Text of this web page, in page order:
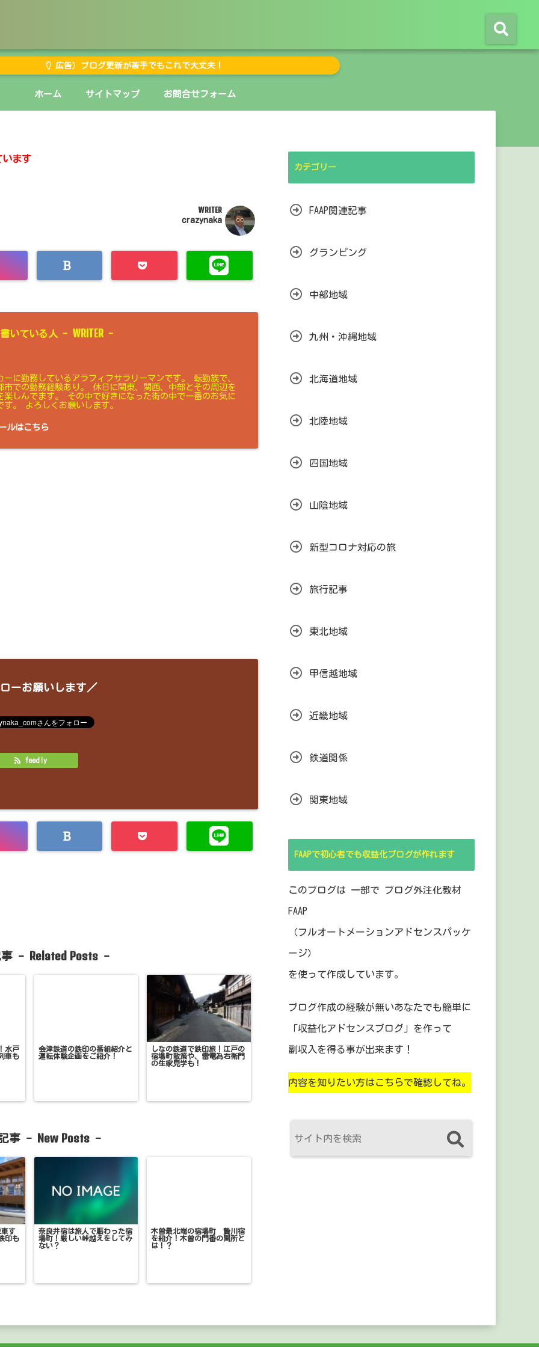
広告）ブログ更新が苦手でもこれで大丈夫！
ホーム サイトマップ お問合せフォーム
ます
WRITER
crazynaka
いている人 - WRITER -
に勤務しているアラフィフサラリーマンです。 転勤族で、
市での勤務経験あり。 休日に関東、関西、中部とその周辺を
楽しんでます。 その中で好きになった街の中で一番のお気に
す。 よろしくお願いします。
ルはこちら
ーお願いします／
feedly
- Related Posts-
水戸
車も
会津鉄道の鉄印の番組紹介と
運転体験企画をご紹介！
しなの鉄道で鉄印旅！江戸の
宿場町散策や、雷電為右衛門
の生家見学も！
事 - New Posts -
車す
印も
奈良井宿は旅人で賑わった宿
場町！厳しい峠越えをしてみ
ない？
木曽最北端の宿場町 贄川宿
を紹介！木曽の門番の関所と
は！？
カテゴリー
FAAP関連記事
グランピング
中部地域
九州・沖縄地域
北海道地域
北陸地域
四国地域
山陰地域
新型コロナ対応の旅
旅行記事
東北地域
甲信越地域
近畿地域
鉄道関係
関東地域
FAAPで初心者でも収益化ブログが作れます
このブログは 一部で ブログ外注化教材
FAAP
（フルオートメーションアドセンスパッケ
ージ）
を使って作成しています。
ブログ作成の経験が無いあなたでも簡単に
「収益化アドセンスブログ」を作って
副収入を得る事が出来ます！
内容を知りたい方はこちらで確認してね。